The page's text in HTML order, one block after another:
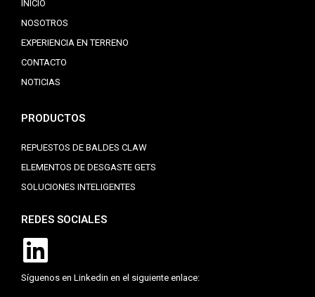
INICIO
NOSOTROS
EXPERIENCIA EN TERRENO
CONTACTO
NOTICIAS
PRODUCTOS
REPUESTOS DE BALDES CLAW
ELEMENTOS DE DESGASTE GETS
SOLUCIONES INTELIGENTES
REDES SOCIALES
Síguenos en Linkedin en el siguiente enlace: